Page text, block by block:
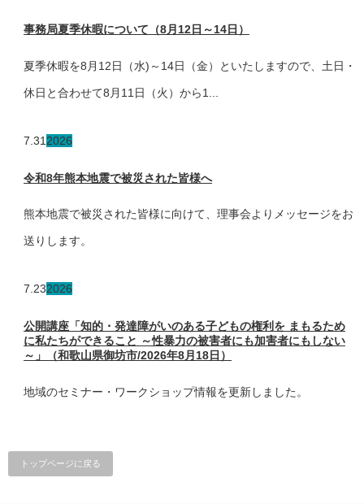
事務局夏季休暇について（8月12日～14日）
夏季休暇を8月12日（水)～14日（金）といたしますので、土日・
休日と合わせて8月11日（火）から1...
7.31 2026
令和8年熊本地震で被災された皆様へ
熊本地震で被災された皆様に向けて、理事会よりメッセージをお
送りします。
7.232026
公開講座「知的・発達障がいのある子どもの権利を まもるため
に私たちができること ～性暴力の被害者にも加害者にもしない
～」（和歌山県御坊市/2026年8月18日）
地域のセミナー・ワークショップ情報を更新しました。
トップページに戻る